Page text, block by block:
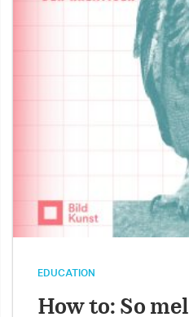
EDUCATION
How to: So